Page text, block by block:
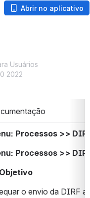
Abrir no aplicativo
Usuários
2022
Processos >>
Processos >>
o envio da DIRF